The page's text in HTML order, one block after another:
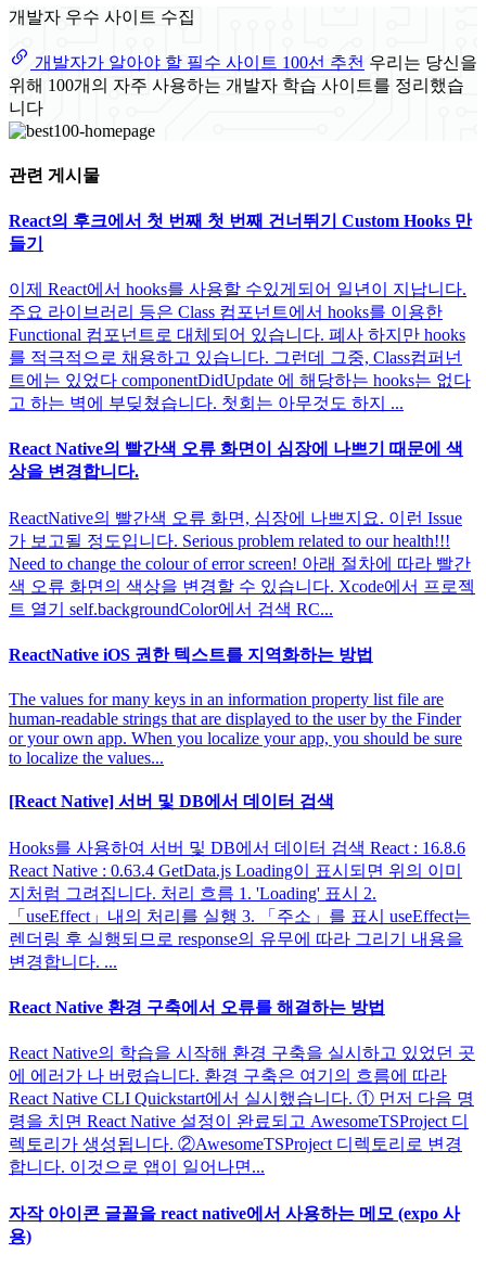
개발자 우수 사이트 수집
개발자가 알아야 할 필수 사이트 100선 추천 우리는 당신을
위해 100개의 자주 사용하는 개발자 학습 사이트를 정리했습
니다
관련 게시물
React의 후크에서 첫 번째 첫 번째 건너뛰기 Custom Hooks 만
들기
이제 React에서 hooks를 사용할 수있게되어 일년이 지납니다.
주요 라이브러리 등은 Class 컴포넌트에서 hooks를 이용한
Functional 컴포넌트로 대체되어 있습니다. 폐사 하지만 hooks
를 적극적으로 채용하고 있습니다. 그런데 그중, Class컴퍼넌
트에는 있었다 componentDidUpdate 에 해당하는 hooks는 없다
고 하는 벽에 부딪쳤습니다. 첫회는 아무것도 하지 ...
React Native의 빨간색 오류 화면이 심장에 나쁘기 때문에 색
상을 변경합니다.
ReactNative의 빨간색 오류 화면, 심장에 나쁘지요. 이런 Issue
가 보고될 정도입니다. Serious problem related to our health!!!
Need to change the colour of error screen! 아래 절차에 따라 빨간
색 오류 화면의 색상을 변경할 수 있습니다. Xcode에서 프로젝
트 열기 self.backgroundColor에서 검색 RC...
ReactNative iOS 권한 텍스트를 지역화하는 방법
The values for many keys in an information property list file are
human-readable strings that are displayed to the user by the Finder
or your own app. When you localize your app, you should be sure
to localize the values...
[React Native] 서버 및 DB에서 데이터 검색
Hooks를 사용하여 서버 및 DB에서 데이터 검색 React : 16.8.6
React Native : 0.63.4 GetData.js Loading이 표시되면 위의 이미
지처럼 그려집니다. 처리 흐름 1. 'Loading' 표시 2.
「useEffect」내의 처리를 실행 3. 「주소」를 표시 useEffect는
렌더링 후 실행되므로 response의 유무에 따라 그리기 내용을
변경합니다. ...
React Native 환경 구축에서 오류를 해결하는 방법
React Native의 학습을 시작해 환경 구축을 실시하고 있었던 곳
에 에러가 나 버렸습니다. 환경 구축은 여기의 흐름에 따라
React Native CLI Quickstart에서 실시했습니다. ① 먼저 다음 명
령을 치면 React Native 설정이 완료되고 AwesomeTSProject 디
렉토리가 생성됩니다. ②AwesomeTSProject 디렉토리로 변경
합니다. 이것으로 앱이 일어나면...
자작 아이콘 글꼴을 react native에서 사용하는 메모 (expo 사
용)